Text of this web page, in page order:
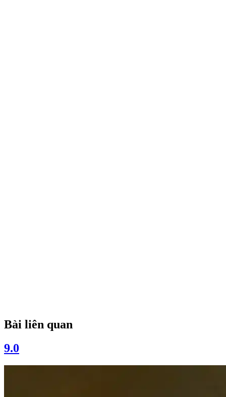
Bài liên quan
9.0